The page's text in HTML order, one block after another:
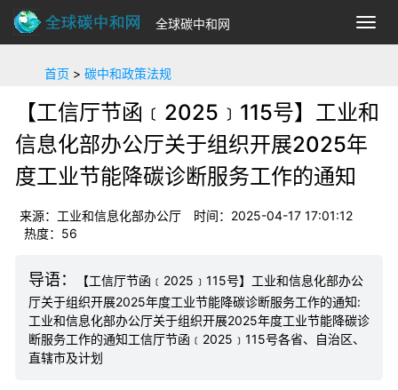
切
换
全球碳中和网
首页 > 碳中和政策法规
【工信厅节函﹝2025﹞115号】工业和
信息化部办公厅关于组织开展2025年
度工业节能降碳诊断服务工作的通知
来源：工业和信息化部办公厅
时间：2025-04-17 17:01:12
热度： 56
【工信厅节函﹝2025﹞115号】工业和信息化部办公
厅关于组织开展2025年度工业节能降碳诊断服务工作的通知:
工业和信息化部办公厅关于组织开展2025年度工业节能降碳诊
断服务工作的通知工信厅节函﹝2025﹞115号各省、自治区、
直辖市及计划